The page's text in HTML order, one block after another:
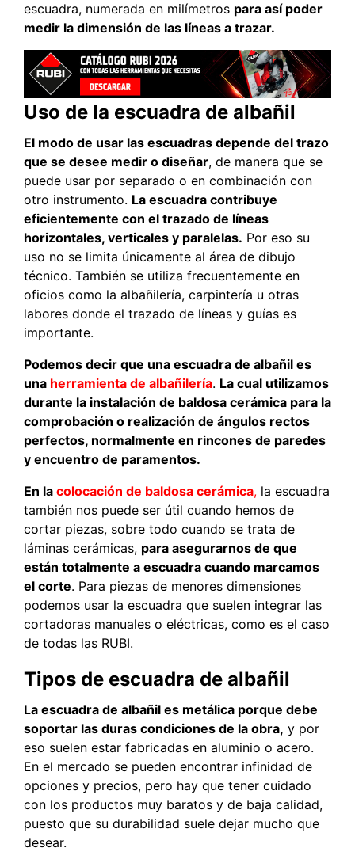
escuadra, numerada en milímetros para así poder
medir la dimensión de las líneas a trazar.
Uso de la escuadra de albañil
El modo de usar las escuadras depende del trazo
que se desee medir o diseñar, de manera que se
puede usar por separado o en combinación con
otro instrumento. La escuadra contribuye
eficientemente con el trazado de líneas
horizontales, verticales y paralelas. Por eso su
uso no se limita únicamente al área de dibujo
técnico. También se utiliza frecuentemente en
oficios como la albañilería, carpintería u otras
labores donde el trazado de líneas y guías es
importante.
Podemos decir que una escuadra de albañil es
una herramienta de albañilería. La cual utilizamos
durante la instalación de baldosa cerámica para la
comprobación o realización de ángulos rectos
perfectos, normalmente en rincones de paredes
y encuentro de paramentos.
En la colocación de baldosa cerámica, la escuadra
también nos puede ser útil cuando hemos de
cortar piezas, sobre todo cuando se trata de
láminas cerámicas, para asegurarnos de que
están totalmente a escuadra cuando marcamos
el corte. Para piezas de menores dimensiones
podemos usar la escuadra que suelen integrar las
cortadoras manuales o eléctricas, como es el caso
de todas las RUBI.
Tipos de escuadra de albañil
La escuadra de albañil es metálica porque debe
soportar las duras condiciones de la obra, y por
eso suelen estar fabricadas en aluminio o acero.
En el mercado se pueden encontrar infinidad de
opciones y precios, pero hay que tener cuidado
con los productos muy baratos y de baja calidad,
puesto que su durabilidad suele dejar mucho que
desear.